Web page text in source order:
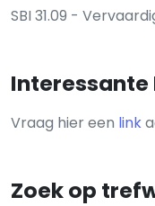
SBI 31.09 -
Interessante
Vraag hier een link
Zoek op